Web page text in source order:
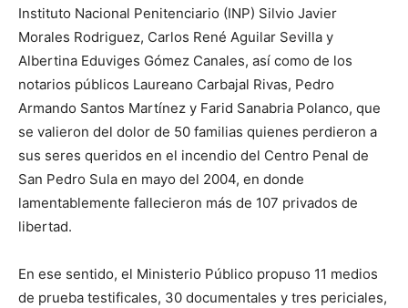
Instituto Nacional Penitenciario (INP) Silvio Javier
Morales Rodriguez, Carlos René Aguilar Sevilla y
Albertina Eduviges Gómez Canales, así como de los
notarios públicos Laureano Carbajal Rivas, Pedro
Armando Santos Martínez y Farid Sanabria Polanco, que
se valieron del dolor de 50 familias quienes perdieron a
sus seres queridos en el incendio del Centro Penal de
San Pedro Sula en mayo del 2004, en donde
lamentablemente fallecieron más de 107 privados de
libertad.
En ese sentido, el Ministerio Público propuso 11 medios
de prueba testificales, 30 documentales y tres periciales,